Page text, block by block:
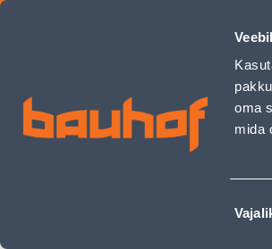
oma
mida
valik
REHA GARDENA CS RAUAST - Bauhof